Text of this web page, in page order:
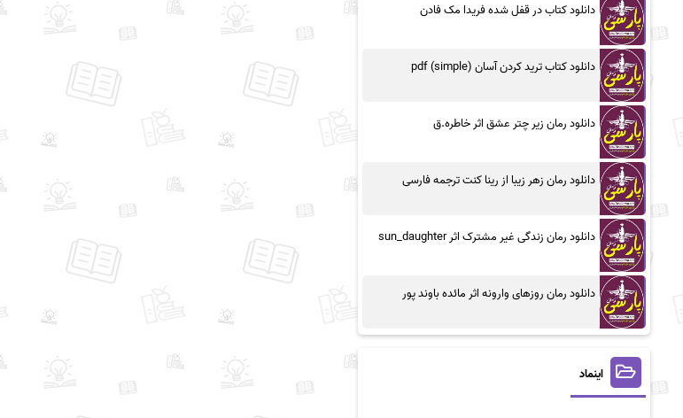
دانلود کتاب در قفل شده فریدا مک فادن
دانلود کتاب ترید کردن آسان (simple) pdf
دانلود رمان زیر چتر عشق اثر خاطره.ق
دانلود رمان زهر زیبا از رینا کنت ترجمه فارسی
دانلود رمان زندگی غیر مشترک اثر sun_daughter
دانلود رمان روزهای وارونه اثر مائده باوند پور
اینماد